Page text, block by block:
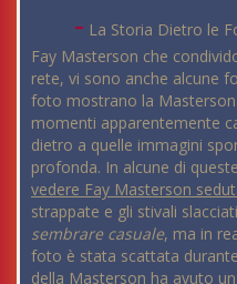
- La Storia Dietro le
Fay Masterson che
rete, vi sono anche alcune
foto mostrano la
momenti apparentemente
dietro a quelle immagini
profonda. In alcune di
vedere Fay Masterson
strappate e gli stivali
sembrare casuale, ma in
foto è stata scattata
della Masterson ha avuto